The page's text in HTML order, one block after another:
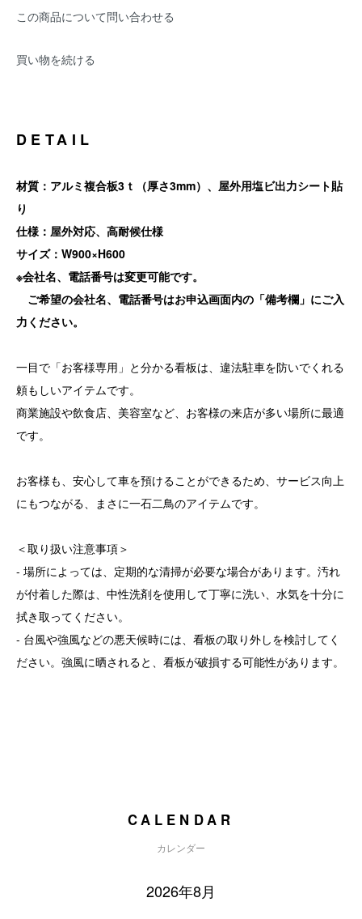
この商品について問い合わせる
買い物を続ける
DETAIL
材質：アルミ複合板3ｔ（厚さ3mm）、屋外用塩ビ出力シート貼
り
仕様：屋外対応、高耐候仕様
サイズ：W900×H600
※会社名、電話番号は変更可能です。
ご希望の会社名、電話番号はお申込画面内の「備考欄」にご入
力ください。
一目で「お客様専用」と分かる看板は、違法駐車を防いでくれる
頼もしいアイテムです。
商業施設や飲食店、美容室など、お客様の来店が多い場所に最適
です。
お客様も、安心して車を預けることができるため、サービス向上
にもつながる、まさに一石二鳥のアイテムです。
＜取り扱い注意事項＞
- 場所によっては、定期的な清掃が必要な場合があります。汚れ
が付着した際は、中性洗剤を使用して丁寧に洗い、水気を十分に
拭き取ってください。
- 台風や強風などの悪天候時には、看板の取り外しを検討してく
ださい。強風に晒されると、看板が破損する可能性があります。
CALENDAR
カレンダー
2026年8月